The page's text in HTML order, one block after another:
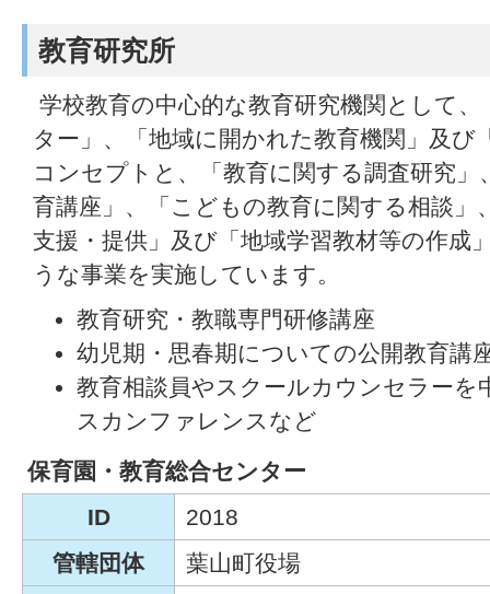
教育研究所
学校教育の中心的な教育研究機関として
ター」、「地域に開かれた教育機関」及び
コンセプトと、「教育に関する調査研究」
育講座」、「こどもの教育に関する相談」
支援・提供」及び「地域学習教材等の作成
うな事業を実施しています。
教育研究・教職専門研修講座
幼児期・思春期についての公開教育講
教育相談員やスクールカウンセラーを
スカンファレンスなど
保育園・教育総合センター
ID
2018
管轄団体
葉山町役場